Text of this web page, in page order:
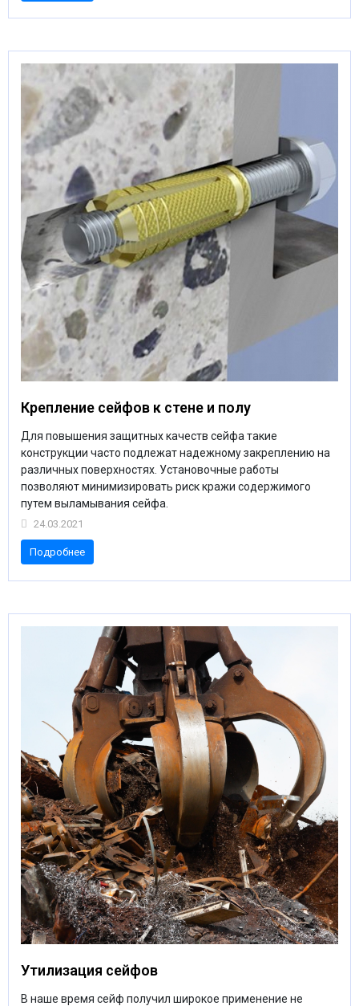
Крепление сейфов к стене и полу
Для повышения защитных качеств сейфа такие
конструкции часто подлежат надежному закреплению на
различных поверхностях. Установочные работы
позволяют минимизировать риск кражи содержимого
путем выламывания сейфа.
24.03.2021
Подробнее
Утилизация сейфов
В наше время сейф получил широкое применение не